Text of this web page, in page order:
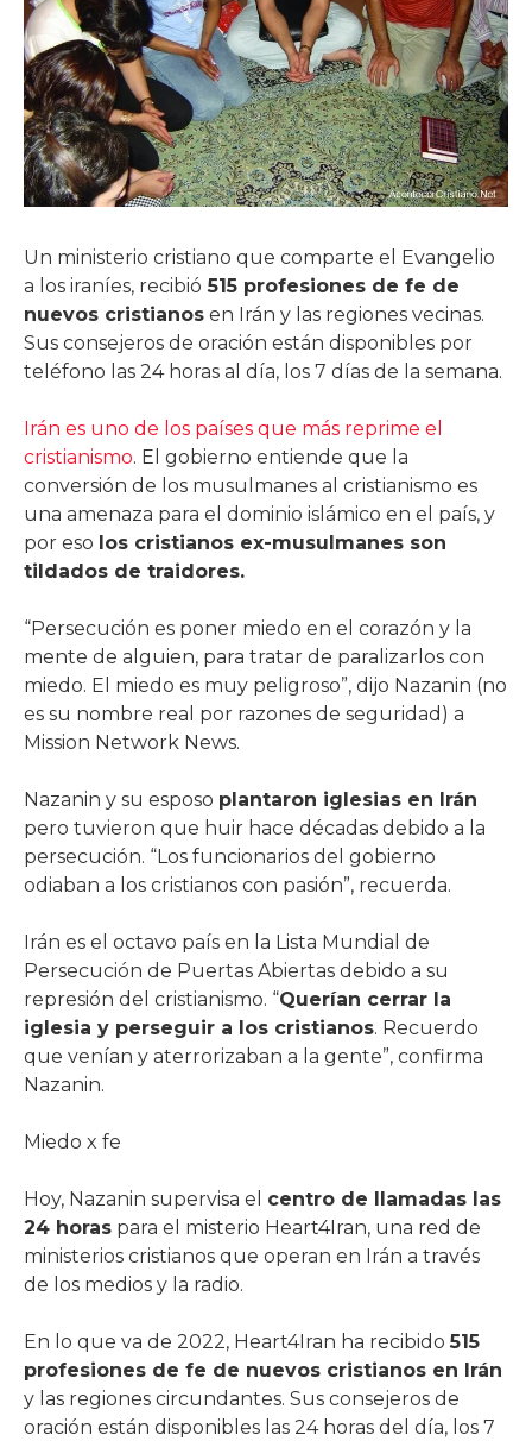
Un ministerio cristiano que comparte el Evangelio
a los iraníes, recibió 515 profesiones de fe de
nuevos cristianos en Irán y las regiones vecinas.
Sus consejeros de oración están disponibles por
teléfono las 24 horas al día, los 7 días de la semana.
Irán es uno de los países que más reprime el
cristianismo. El gobierno entiende que la
conversión de los musulmanes al cristianismo es
una amenaza para el dominio islámico en el país, y
por eso los cristianos ex-musulmanes son
tildados de traidores.
“Persecución es poner miedo en el corazón y la
mente de alguien, para tratar de paralizarlos con
miedo. El miedo es muy peligroso”, dijo Nazanin (no
es su nombre real por razones de seguridad) a
Mission Network News.
Nazanin y su esposo plantaron iglesias en Irán
pero tuvieron que huir hace décadas debido a la
persecución. “Los funcionarios del gobierno
odiaban a los cristianos con pasión”, recuerda.
Irán es el octavo país en la Lista Mundial de
Persecución de Puertas Abiertas debido a su
represión del cristianismo. “Querían cerrar la
iglesia y perseguir a los cristianos. Recuerdo
que venían y aterrorizaban a la gente”, confirma
Nazanin.
Miedo x fe
Hoy, Nazanin supervisa el centro de llamadas las
24 horas para el misterio Heart4Iran, una red de
ministerios cristianos que operan en Irán a través
de los medios y la radio.
En lo que va de 2022, Heart4Iran ha recibido515
profesiones de fe de nuevos cristianos en Irán
y las regiones circundantes. Sus consejeros de
oración están disponibles las 24 horas del día, los 7